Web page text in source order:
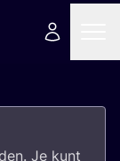
Je kunt